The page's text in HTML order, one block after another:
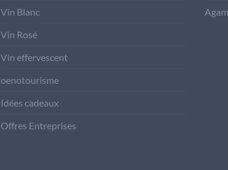
Vin Blanc
Vin Rosé
Vin effervescent
oenotourisme
Idées cadeaux
Offres Entreprises